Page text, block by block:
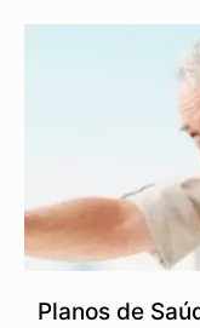
Planos de